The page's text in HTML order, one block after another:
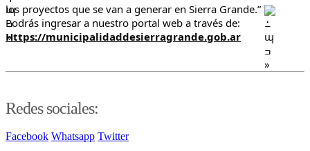
los proyectos que se van a generar en Sierra Grande.”
Podrás ingresar a nuestro portal web a través de:
Https://municipalidaddesierragrande.gob.ar
Redes sociales:
Facebook Whatsapp Twitter